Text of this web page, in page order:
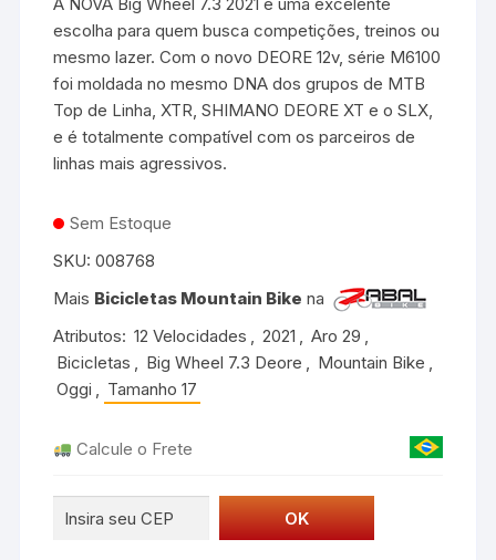
escolha para quem busca competições, treinos ou
mesmo lazer. Com o novo DEORE 12v, série M6100
foi moldada no mesmo DNA dos grupos de MTB
Top de Linha, XTR, SHIMANO DEORE XT e o SLX,
e é totalmente compatível com os parceiros de
linhas mais agressivos.
Sem Estoque
SKU:008768
Mais Bicicletas Mountain Bike na
Atributos: 12 Velocidades , 2021 , Aro 29 ,
Bicicletas , Big Wheel 7.3 Deore , Mountain Bike ,
Oggi , Tamanho 17
Calcule o Frete